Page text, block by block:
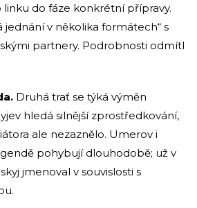
linku do fáze konkrétní přípravy.
jednání v několika formátech“ s
partnery. Podrobnosti odmítl
Druhá trať se týká výměn
hledá silnější zprostředkování,
ale nezaznělo. Umerov i
pohybují dlouhodobě; už v
jmenoval v souvislosti s